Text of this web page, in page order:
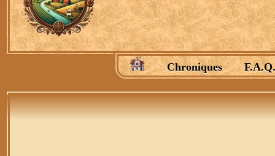
Chroniques F.A.Q.